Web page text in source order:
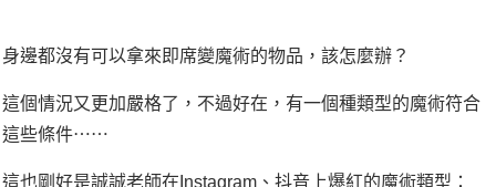
身邊都沒有可以拿來即席變魔術的物品，該怎麼辦？
這個情況又更加嚴格了，不過好在，有一個種類型的魔術符合
這些條件⋯⋯
這也剛好是誠誠老師在Instagram、抖音上爆紅的魔術類型：